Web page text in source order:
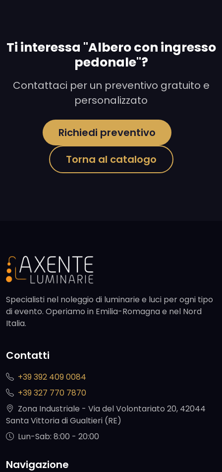
Ti interessa "Albero con ingresso
pedonale"?
Contattaci per un preventivo gratuito e
personalizzato
Richiedi preventivo
Torna al catalogo
Specialisti nel noleggio di luminarie e luci per ogni tipo
di evento. Operiamo in Emilia-Romagna e nel Nord
Italia.
Contatti
+39 392 409 0084
+39 327 770 7870
Zona Industriale - Via del Volontariato 20, 42044
Santa Vittoria di Gualtieri (RE)
Lun-Sab: 8:00 - 20:00
Navigazione